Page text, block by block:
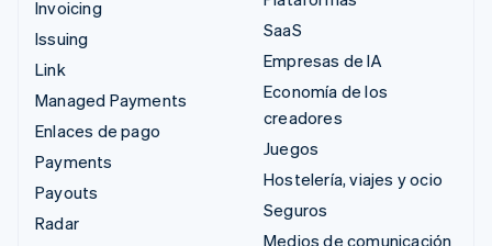
Invoicing
Issuing
Link
Managed Payments
Enlaces de pago
Payments
Payouts
Radar
SaaS
Empresas de IA
Economía de los
creadores
Juegos
Hostelería, viajes y ocio
Seguros
Medios de comunicación